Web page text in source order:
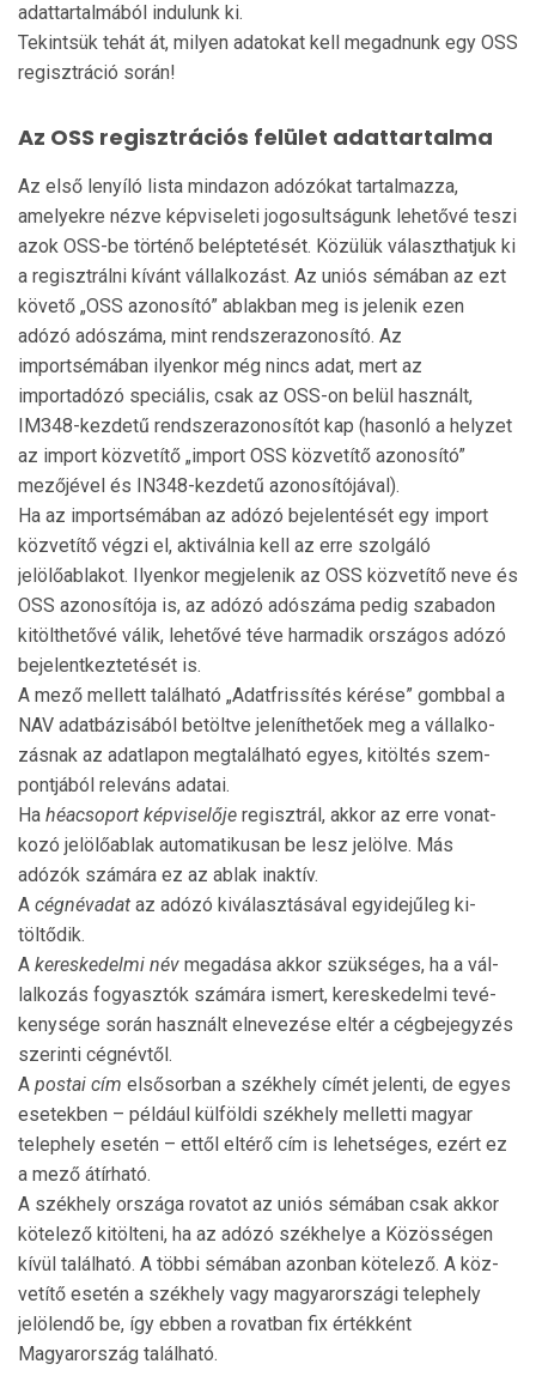
adattartalmából indulunk ki.
Tekintsük tehát át, milyen adatokat kell megadnunk egy OSS
regisztráció során!
Az OSS regisztrációs felület adattartalma
Az első lenyíló lista mindazon adózókat tartalmazza,
amelyekre nézve képviseleti jogosultságunk lehető­vé teszi
azok OSS-be történő beléptetését. Közülük választhatjuk ki
a regisztrálni kívánt vállalkozást. Az uniós sémában az ezt
követő „OSS azonosító” ablakban meg is jelenik ezen
adózó adószáma, mint rend­szerazonosító. Az
importsémában ilyenkor még nincs adat, mert az
importadózó speci­ális, csak az OSS-on belül használt,
IM348-kezdetű rend­szer­azo­nosítót kap (hasonló a helyzet
az import közvetítő „import OSS közvetítő azonosító”
mezőjével és IN348-kezdetű azonosítójával).
Ha az importsémában az adózó bejelentését egy import
közvetítő végzi el, aktiválnia kell az erre szol­gáló
jelölőablakot. Ilyenkor megjelenik az OSS köz­vetítő neve és
OSS azo­nosítója is, az adózó adószáma pedig szabadon
kitölt­hetővé válik, lehetővé téve harmadik országos adózó
bejelentkeztetését is.
A mező mellett található „Adatfrissítés kérése” gomb­bal a
NAV adatbázisából betöltve jeleníthetőek meg a vállalko­
zás­nak az adatlapon megtalálható egyes, kitöltés szem­
pont­jából releváns adatai.
Ha héacsoport képviselője regisztrál, akkor az erre vo­nat­
kozó jelölőablak automatikusan be lesz jelölve. Más
adózók számára ez az ablak inaktív.
A cégnévadat az adózó kiválasztásával egyidejűleg ki­
töltődik.
A kereskedelmi név megadása akkor szükséges, ha a vál­
lalkozás fogyasztók számára ismert, kereske­del­mi tevé­
keny­sége során használt elnevezése eltér a cég­bejegyzés
szerinti cégnévtől.
A postai cím elsősorban a székhely címét jelenti, de egyes
esetekben – például külföldi székhely mel­letti ma­gyar
telephely esetén – ettől eltérő cím is le­hetséges, ezért ez
a mező átírható.
A székhely országa rovatot az uniós sémában csak akkor
kötelező kitölteni, ha az adózó székhelye a Kö­zösségen
kívül található. A többi sémában azonban kötelező. A köz­
vetítő esetén a székhely vagy magyar­országi telephely
jelölendő be, így ebben a rovatban fix értékként
Magyarország található.